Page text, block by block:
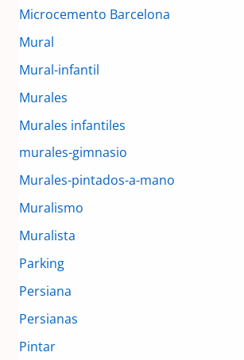
Microcemento Barcelona
Mural
Mural-infantil
Murales
Murales infantiles
murales-gimnasio
Murales-pintados-a-mano
Muralismo
Muralista
Parking
Persiana
Persianas
Pintar